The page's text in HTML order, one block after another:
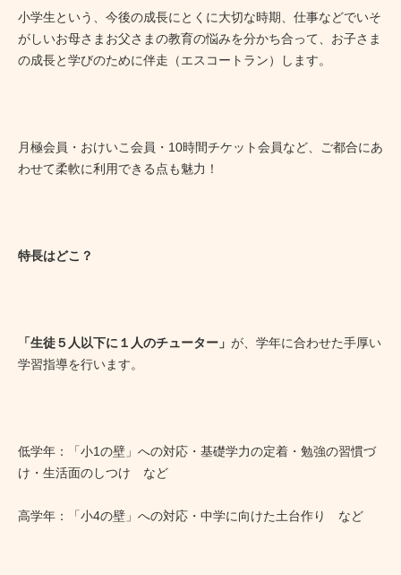
小学生という、今後の成長にとくに大切な時期、仕事などでいそ
がしいお母さまお父さまの教育の悩みを分かち合って、お子さま
の成長と学びのために伴走（エスコートラン）します。
月極会員・おけいこ会員・10時間チケット会員など、ご都合にあ
わせて柔軟に利用できる点も魅力！
特長はどこ？
「生徒５人以下に１人のチューター」 が、学年に合わせた手厚い
学習指導を行います。
低学年：「小1の壁」への対応・基礎学力の定着・勉強の習慣づ
け・生活面のしつけ など
高学年：「小4の壁」への対応・中学に向けた土台作り など